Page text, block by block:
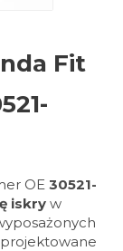
Fit
OE 30521-
iskry w